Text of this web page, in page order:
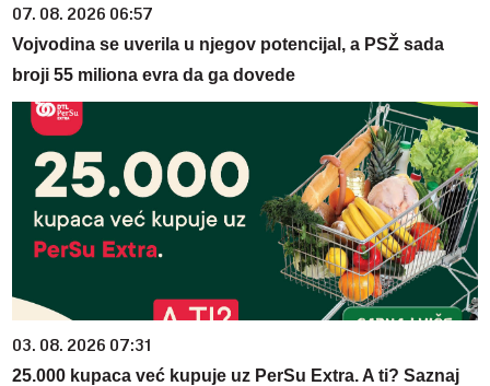
07. 08. 2026 06:57
Vojvodina se uverila u njegov potencijal, a PSŽ sada
broji 55 miliona evra da ga dovede
03. 08. 2026 07:31
25.000 kupaca već kupuje uz PerSu Extra. A ti? Saznaj